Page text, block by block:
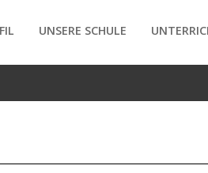
UNSERE SCHULE